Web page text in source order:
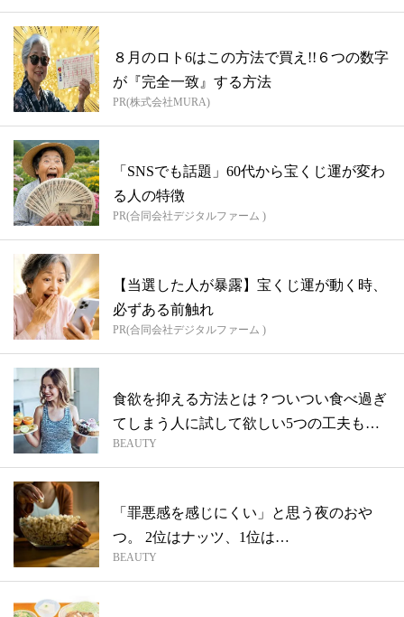
８月のロト6はこの方法で買え!!６つの数字
が『完全一致』する方法
PR(株式会社MURA)
「SNSでも話題」60代から宝くじ運が変わ
る人の特徴
PR(合同会社デジタルファーム )
【当選した人が暴露】宝くじ運が動く時、
必ずある前触れ
PR(合同会社デジタルファーム )
食欲を抑える方法とは？ついつい食べ過ぎ
てしまう人に試して欲しい5つの工夫も解
説！
BEAUTY
「罪悪感を感じにくい」と思う夜のおや
つ。 2位はナッツ、1位は…
BEAUTY